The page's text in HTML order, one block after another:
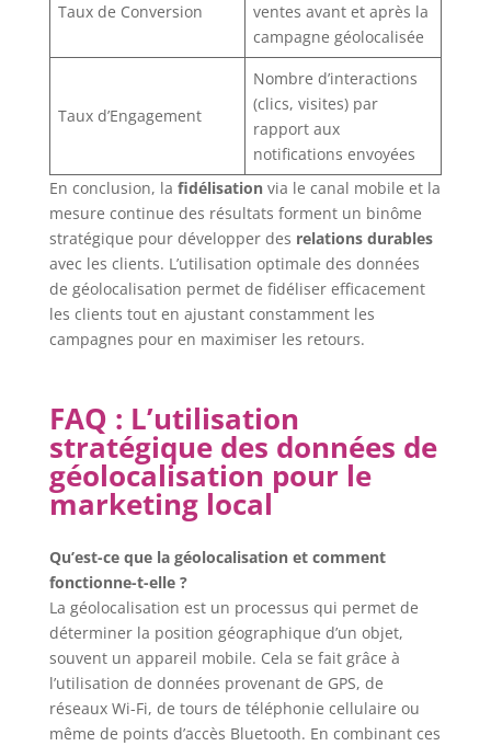
Taux de Conversion
ventes avant et après la
campagne géolocalisée
Taux d’Engagement
Nombre d’interactions
(clics, visites) par
rapport aux
notifications envoyées
En conclusion, la fidélisationvia le canal mobile et la
mesure continue des résultats forment un binôme
stratégique pour développer des relations durables
avec les clients. L’utilisation optimale des données
de géolocalisation permet de fidéliser efficacement
les clients tout en ajustant constamment les
campagnes pour en maximiser les retours.
FAQ : L’utilisation
stratégique des données de
géolocalisation pour le
marketing local
Qu’est-ce que la géolocalisation et comment
fonctionne-t-elle ?
La géolocalisation est un processus qui permet de
déterminer la position géographique d’un objet,
souvent un appareil mobile. Cela se fait grâce à
l’utilisation de données provenant de GPS, de
réseaux Wi-Fi, de tours de téléphonie cellulaire ou
même de points d’accès Bluetooth. En combinant ces